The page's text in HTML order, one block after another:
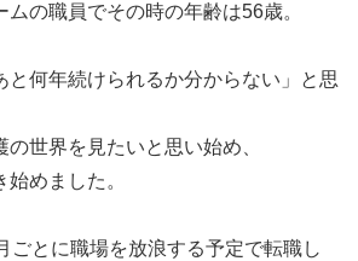
の職員でその時の年齢は56歳。
と何年続けられるか分からない」と思
の世界を見たいと思い始め、
めました。
ごとに職場を放浪する予定で転職し